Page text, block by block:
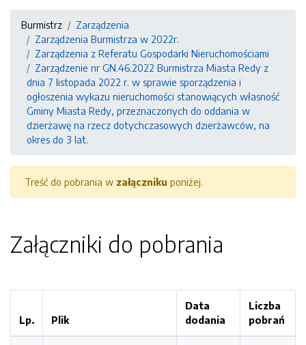
Burmistrz
Zarządzenia
Zarządzenia Burmistrza w 2022r.
Zarządzenia z Referatu Gospodarki Nieruchomościami
Zarządzenie nr GN.46.2022 Burmistrza Miasta Redy z
dnia 7 listopada 2022 r. w sprawie sporządzenia i
ogłoszenia wykazu nieruchomości stanowiących własność
Gminy Miasta Redy, przeznaczonych do oddania w
dzierżawę na rzecz dotychczasowych dzierżawców, na
okres do 3 lat.
Treść do pobrania w załączniku poniżej.
Załączniki do pobrania
Lp. Plik
Data
dodania
Liczba
pobrań